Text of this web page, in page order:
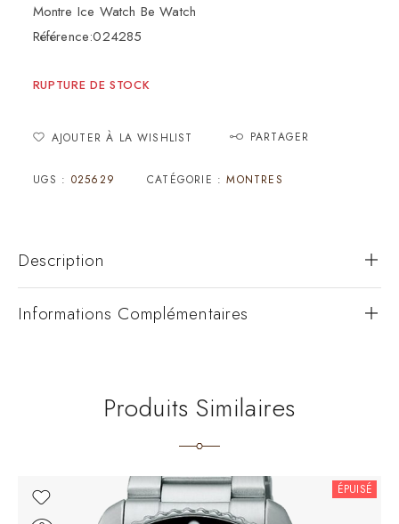
Montre Ice Watch Be Watch
Référence:024285
RUPTURE DE STOCK
AJOUTER À LA WISHLIST PARTAGER
UGS : 025629 CATÉGORIE :MONTRES
Description
Informations Complémentaires
Produits Similaires
ÉPUISÉ